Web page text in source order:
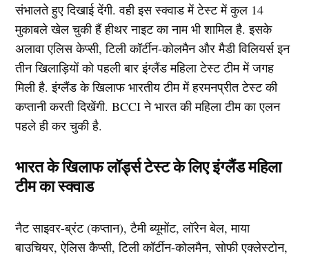
संभालते हुए दिखाई देंगी. वही इस स्क्वाड में टेस्ट में कुल 14
मुकाबले खेल चुकी हैं हीथर नाइट का नाम भी शामिल है. इसके
अलावा एलिस केप्सी, टिली कॉर्टीन-कोलमैन और मैडी विलियर्स इन
तीन खिलाड़ियों को पहली बार इंग्लैंड महिला टेस्ट टीम में जगह
मिली है. इंग्लैंड के खिलाफ भारतीय टीम में हरमनप्रीत टेस्ट की
कप्तानी करती दिखेंगी. BCCI ने भारत की महिला टीम का एलन
पहले ही कर चुकी है.
भारत के खिलाफ लॉर्ड्स टेस्ट के लिए इंग्लैंड महिला
टीम का स्क्वाड
नैट साइवर-ब्रंट (कप्तान), टैमी ब्यूमोंट, लॉरेन बेल, माया
बाउचियर, ऐलिस कैप्सी, टिली कॉर्टीन-कोलमैन, सोफी एक्लेस्टोन,